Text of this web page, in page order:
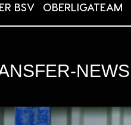
BSV OBERLIGATEAM
NEWS